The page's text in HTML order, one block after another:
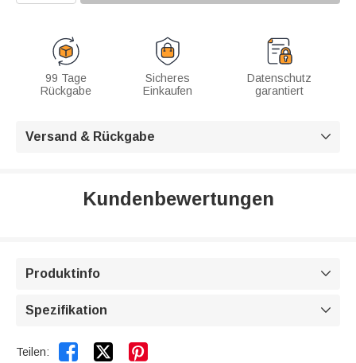
99 Tage
Rückgabe
Sicheres
Einkaufen
Datenschutz
garantiert
Versand & Rückgabe 
Kundenbewertungen
Produktinfo 
Spezifikation 
Teilen:  